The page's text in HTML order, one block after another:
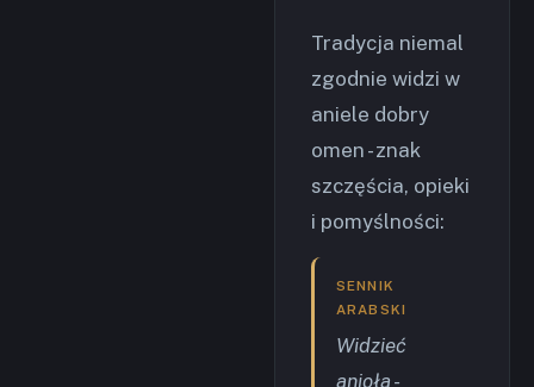
Tradycja niemal
zgodnie widzi w
aniele dobry
omen - znak
szczęścia, opieki
i pomyślności:
SENNIK
ARABSKI
Widzieć
anioła -